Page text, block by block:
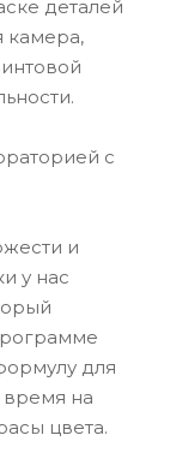
деталей
камера,
с
и
у нас
для
время на
цвета.